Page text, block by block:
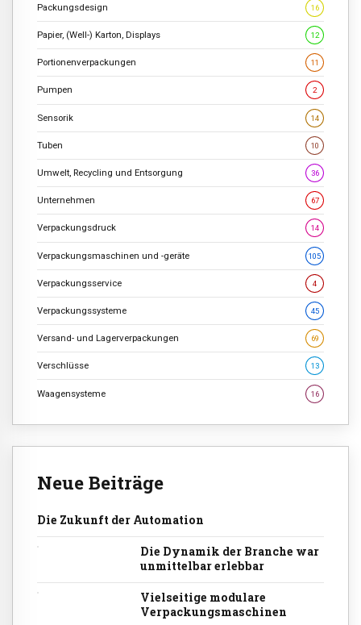
Packungsdesign 16
Papier, (Well-) Karton, Displays 12
Portionenverpackungen 11
Pumpen 2
Sensorik 14
Tuben 10
Umwelt, Recycling und Entsorgung 36
Unternehmen 67
Verpackungsdruck 14
Verpackungsmaschinen und -geräte 105
Verpackungsservice 4
Verpackungssysteme 45
Versand- und Lagerverpackungen 69
Verschlüsse 13
Waagensysteme 16
Neue Beiträge
Die Zukunft der Automation
Die Dynamik der Branche war
unmittelbar erlebbar
Vielseitige modulare
Verpackungsmaschinen